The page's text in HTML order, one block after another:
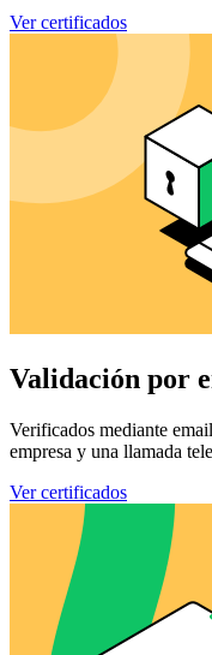
Ver certificados
Validación por
Verificados mediante
empresa y una llamada
Ver certificados